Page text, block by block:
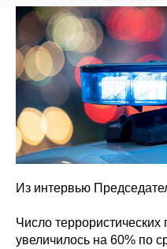
Из интервью
Число террористических
увеличилось на 60% по